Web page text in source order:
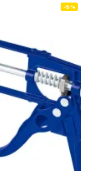
-15%